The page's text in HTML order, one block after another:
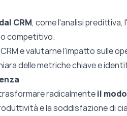
CRM, come l'analisi
competitivo.
e valutarne l'impatto sulle
delle metriche chiave e
trasformare radicalmenteil
e la soddisfazione di